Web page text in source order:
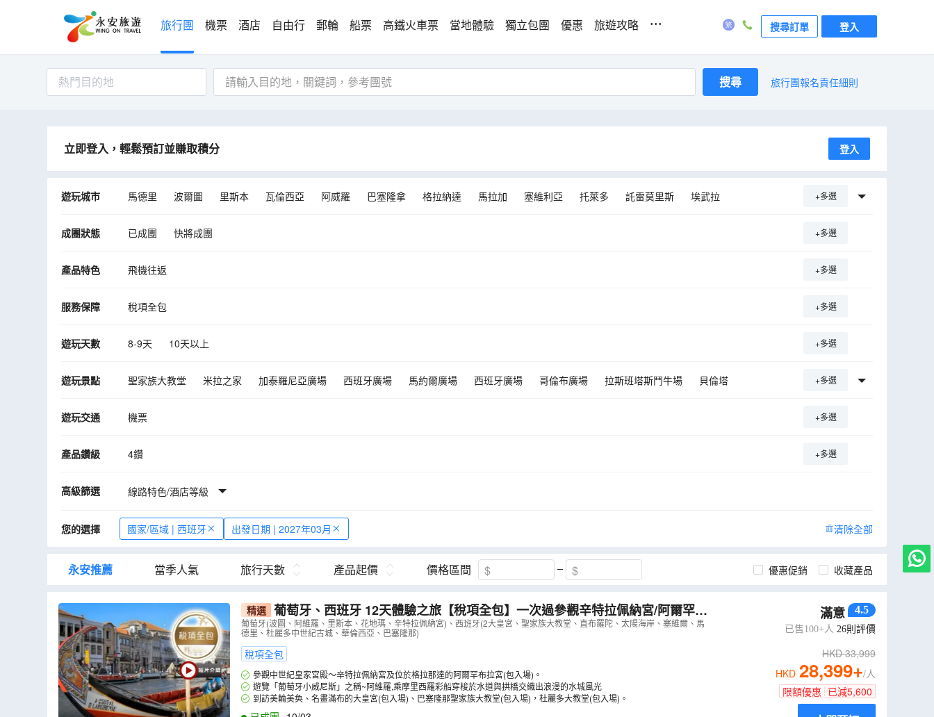
旅行團 機票 酒店 自由行 郵輪 船票 高鐵火車票 當地體驗 獨立包團 優惠 旅遊攻略 ... 搜尋訂單 登入
熱門目的地 搜尋 旅行團報名責任細則
立即登入，輕鬆預訂並賺取積分 登入
遊玩城市 馬德里 波爾圖 里斯本 瓦倫西亞 阿威羅 巴塞隆拿 格拉納達 馬拉加 塞維利亞 托萊多 託雷莫里斯
埃武拉
薩拉曼卡省
卡帕裏卡
+多選
成團狀態 已成團 快將成團 +多選
產品特色 飛機往返 +多選
服務保障 稅項全包 +多選
遊玩天數 8-9天 10天以上 +多選
遊玩景點 聖家族大教堂 米拉之家 加泰羅尼亞廣場 西班牙廣場 馬約爾廣場 西班牙廣場 哥倫布廣場 拉斯班塔斯鬥牛場
貝倫塔
大皇宮
直布羅陀
+多選
遊玩交通 機票 +多選
產品鑽級 4鑽 +多選
高級篩選 線路特色/酒店等級
您的選擇 國家/區域 | 西班牙 出發日期 | 2027年03月 清除全部
永安推薦 當季人氣 旅行天數 產品起價 價格區間 優惠促銷 收藏產品
精選 葡萄牙、西班牙 12天體驗之旅【稅項全包】一次過參觀辛特拉佩納宮/阿爾罕布
拉宮、馬德里大皇宮、杜麗多/聖家族大教堂、阿維羅乘摩里西羅彩船、佛蘭明哥歌
舞、塞哥維亞古城、歐洲最西端羅卡海峽、乘吊車觀賞波圖
葡萄牙(波圖、阿維羅、里斯本、花地瑪、辛特拉佩納宮)、西班牙(2大皇宮、聖家族大教堂、直布羅陀、太陽海岸、塞維爾、馬
德里、杜麗多中世紀古城、華倫西亞、巴塞隆那)
稅項全包
參觀中世紀皇家宮殿～辛特拉佩納宮及位於格拉那達的阿爾罕布拉宮(包入場)。
遊覽「葡萄牙小威尼斯」之稱~阿維羅,乘摩里西羅彩船穿梭於水道與拱橋交織出浪漫的水城風光
到訪美輪美奐、名畫滿布的大皇宮(包入場)、巴塞隆那聖家族大教堂(包入場)，杜麗多大教堂(包入場)。
滿意 4.5
已售100+人 26則評價
HKD33,999
HKD 28,399+/人
限額優惠 已減5,600